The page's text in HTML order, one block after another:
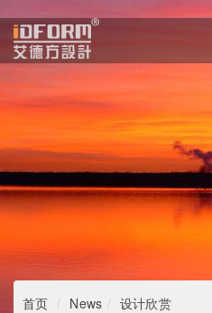
首页 News 设计欣赏